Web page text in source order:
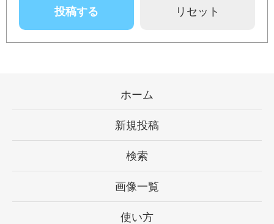
ホーム
新規投稿
検索
画像一覧
使い方